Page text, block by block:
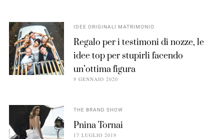
IDEE ORIGINALI MATRIMONIO
Regalo per i testimoni di nozze, le
idee top per stupirli facendo
un’ottima figura
9 GENNAIO 2020
THE BRAND SHOW
Pnina Tornai
17 LUGLIO 2019